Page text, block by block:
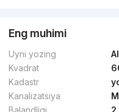
Eng muhimi
Uyni yozing
Kvadrat
Kadastr
Kanalizatsiya
Balandligi